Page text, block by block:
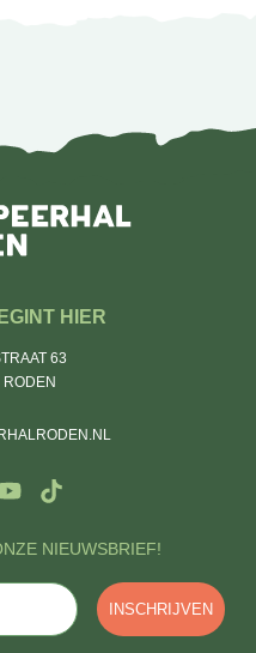
NIEUWSBRIEF!
INSCHRIJVEN
HIER
63